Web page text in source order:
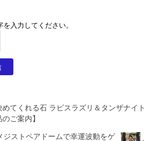
入力してください。
めてくれる石 ラピスラズリ＆タンザナイト
のご案内】
ジストペアドームで幸運波動をゲ